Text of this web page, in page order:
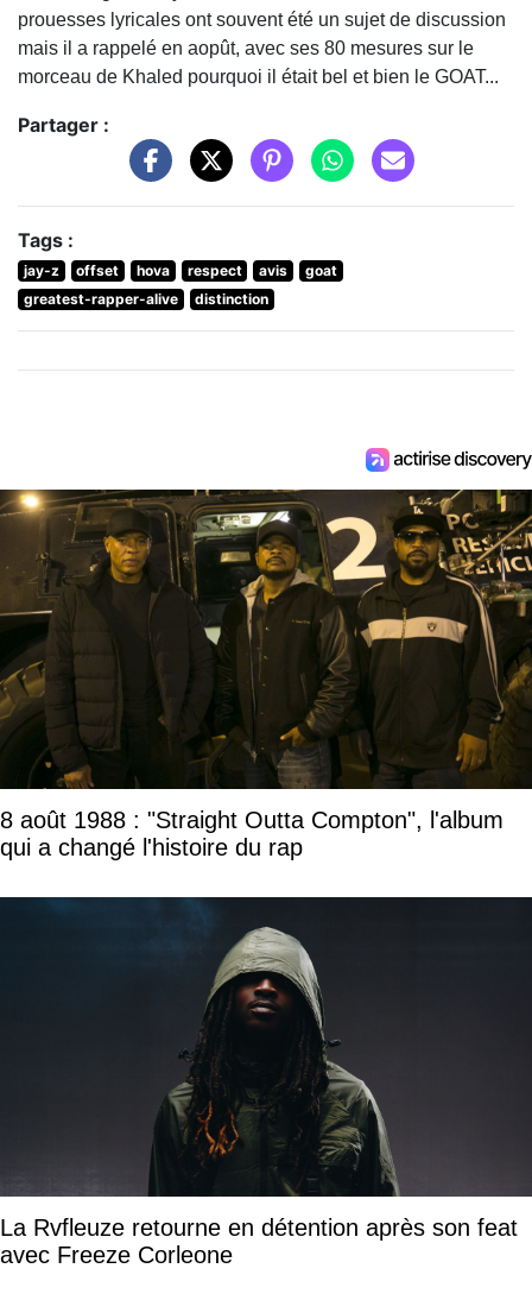
prouesses lyricales ont souvent été un sujet de discussion
mais il a rappelé en aopût, avec ses 80 mesures sur le
morceau de Khaled pourquoi il était bel et bien le GOAT...
Partager :
Tags :
jay-z offset hova respect avis
goat
greatest-rapper-alive
distinction
8 août 1988 : "Straight Outta Compton", l'album
qui a changé l'histoire du rap
La Rvfleuze retourne en détention après son feat
avec Freeze Corleone